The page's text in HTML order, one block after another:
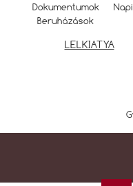
Dokumentumok
Beruházások
LELKIATYA